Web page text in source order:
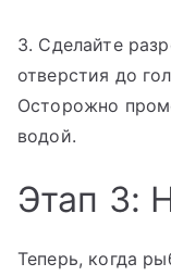
3. Сделайте
отверстия до
Осторожно
водой.
Этап 3:
Теперь, когда